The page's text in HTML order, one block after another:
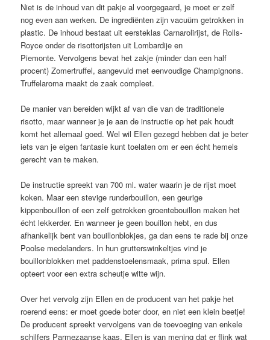
Niet is de inhoud van dit pakje al voorgegaard, je moet er zelf
nog even aan werken. De ingrediënten zijn vacuüm getrokken in
plastic. De inhoud bestaat uit eersteklas Carnarolirijst, de Rolls-
Royce onder de risottorijsten uit Lombardije en
Piemonte. Vervolgens bevat het zakje (minder dan een half
procent) Zomertruffel, aangevuld met eenvoudige Champignons.
Truffelaroma maakt de zaak compleet.
De manier van bereiden wijkt af van die van de traditionele
risotto, maar wanneer je je aan de instructie op het pak houdt
komt het allemaal goed. Wel wil Ellen gezegd hebben dat je beter
iets van je eigen fantasie kunt toelaten om er een écht hemels
gerecht van te maken.
De instructie spreekt van 700 ml. water waarin je de rijst moet
koken. Maar een stevige runderbouillon, een geurige
kippenbouillon of een zelf getrokken groentebouillon maken het
écht lekkerder. En wanneer je geen bouillon hebt, en dus
afhankelijk bent van bouillonblokjes, ga dan eens te rade bij onze
Poolse medelanders. In hun grutterswinkeltjes vind je
bouillonblokken met paddenstoelensmaak, prima spul. Ellen
opteert voor een extra scheutje witte wijn.
Over het vervolg zijn Ellen en de producent van het pakje het
roerend eens: er moet goede boter door, en niet een klein beetje!
De producent spreekt vervolgens van de toevoeging van enkele
schilfers Parmezaanse kaas. Ellen is van mening dat er flink wat